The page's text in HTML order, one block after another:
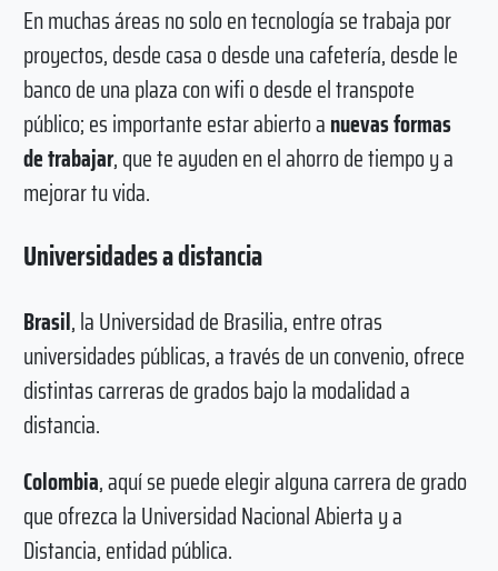
En muchas áreas no solo en tecnología se trabaja por
proyectos, desde casa o desde una cafetería, desde le
banco de una plaza con wifi o desde el transpote
público; es importante estar abierto anuevas formas
de trabajar, que te ayuden en el ahorro de tiempo y a
mejorar tu vida.
Universidades a distancia
Brasil, la Universidad de Brasilia, entre otras
universidades públicas, a través de un convenio, ofrece
distintas carreras de grados bajo la modalidad a
distancia.
Colombia, aquí se puede elegir alguna carrera de grado
que ofrezca la Universidad Nacional Abierta y a
Distancia, entidad pública.